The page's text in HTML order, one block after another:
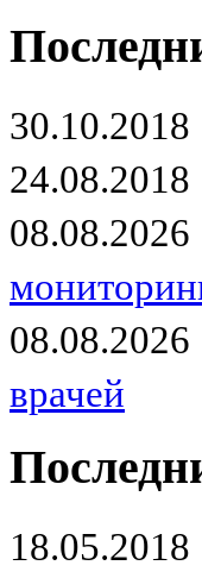
30.10.2018
24.08.2018
08.08.2026
08.08.2026
врачей
18.05.2018